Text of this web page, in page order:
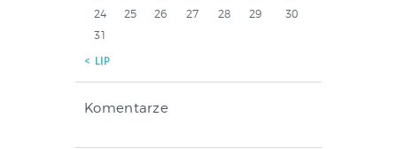
24
25 26 27 28 29
30
31
« LIP
Komentarze